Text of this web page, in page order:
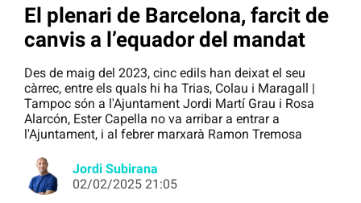
El plenari de Barcelona, farcit de
canvis a l’equador del mandat
Des de maig del 2023, cinc edils han deixat el seu
càrrec, entre els quals hi ha Trias, Colau i Maragall |
Tampoc són a l'Ajuntament Jordi Martí Grau i Rosa
Alarcón, Ester Capella no va arribar a entrar a
l'Ajuntament, i al febrer marxarà Ramon Tremosa
Jordi Subirana
02/02/2025 21:05